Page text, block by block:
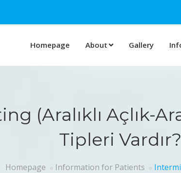
Homepage About Gallery
(Aralıklı Açlık-
Tipleri Vardır?
Homepage Information for Patients